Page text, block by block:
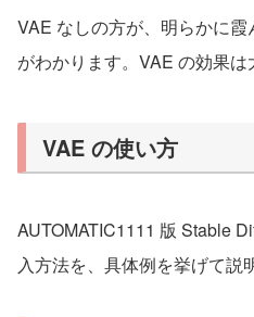
VAE なしの方が、明らかに
がわかります。VAE の効果は
VAE の使い方
AUTOMATIC1111 版 Stable
入方法を、具体例を挙げて説